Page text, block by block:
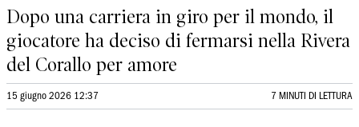
Dopo una carriera in giro per il mondo, il
giocatore ha deciso di fermarsi nella Rivera
del Corallo per amore
15 giugno 2026 12:37 7 MINUTI DI LETTURA